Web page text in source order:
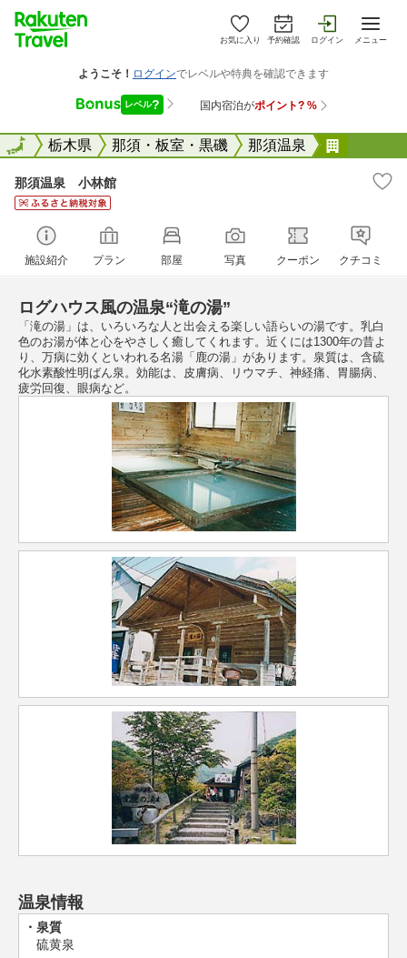
お気に入り 予約確認 ログイン メニュー
全国栃木県 那須・板室・黒磯 那須温泉
全国
那須温泉 小林館
施設紹介 プラン 部屋 写真 クーポン クチコミ
ログハウス風の温泉“滝の湯”
「滝の湯」は、いろいろな人と出会える楽しい語らいの湯です。乳白
色のお湯が体と心をやさしく癒してくれます。近くには1300年の昔よ
り、万病に効くといわれる名湯「鹿の湯」があります。泉質は、含硫
化水素酸性明ばん泉。効能は、皮膚病、リウマチ、神経痛、胃腸病、
疲労回復、眼病など。
温泉情報
泉質
硫黄泉